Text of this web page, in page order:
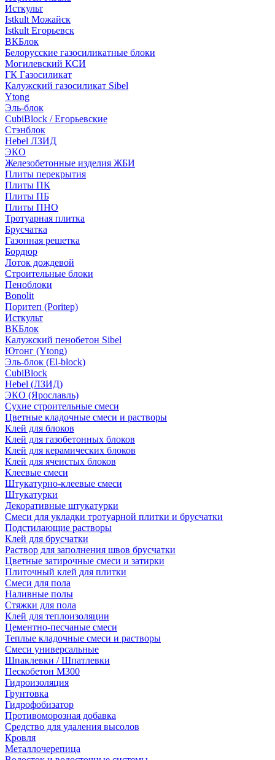
Исткульт
Istkult Можайск
Istkult Егорьевск
ВКБлок
Белорусские газосиликатные блоки
Могилевский КСИ
ГК Газосиликат
Калужский газосиликат Sibel
Ytong
Эль-блок
CubiBlock / Егорьевские
Стэнблок
Hebel ЛЗИД
ЭКО
Железобетонные изделия ЖБИ
Плиты перекрытия
Плиты ПК
Плиты ПБ
Плиты ПНО
Тротуарная плитка
Брусчатка
Газонная решетка
Бордюр
Лоток дождевой
Строительные блоки
Пеноблоки
Bonolit
Поритеп (Poritep)
Исткульт
ВКБлок
Калужский пенобетон Sibel
Ютонг (Ytong)
Эль-блок (El-block)
CubiBlock
Hebel (ЛЗИД)
ЭКО (Ярославль)
Сухие строительные смеси
Цветные кладочные смеси и растворы
Клей для блоков
Клей для газобетонных блоков
Клей для керамических блоков
Клей для ячеистых блоков
Клеевые смеси
Штукатурно-клеевые смеси
Штукатурки
Декоративные штукатурки
Смеси для укладки тротуарной плитки и брусчатки
Подстилающие растворы
Клей для брусчатки
Раствор для заполнения швов брусчатки
Цветные затирочные смеси и затирки
Плиточный клей для плитки
Смеси для пола
Наливные полы
Стяжки для пола
Клей для теплоизоляции
Цементно-песчаные смеси
Теплые кладочные смеси и растворы
Смеси универсальные
Шпаклевки / Шпатлевки
Пескобетон М300
Гидроизоляция
Грунтовка
Гидрофобизатор
Противоморозная добавка
Средство для удаления высолов
Кровля
Металлочерепица